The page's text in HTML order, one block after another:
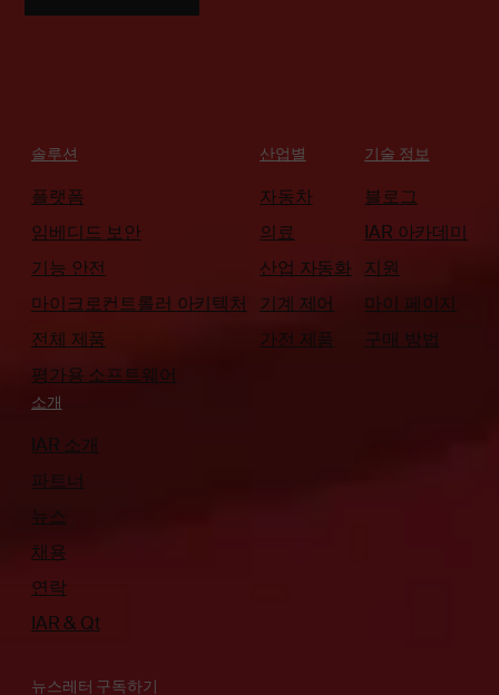
솔루션
플랫폼
임베디드 보안
기능 안전
마이크로컨트롤러 아키텍처
전체 제품
평가용 소프트웨어
산업별
자동차
의료
산업 자동화
기계 제어
가전 제품
기술 정보
블로그
IAR 아카데미
지원
마이 페이지
구매 방법
소개
IAR 소개
파트너
뉴스
채용
연락
IAR & Qt
뉴스레터 구독하기